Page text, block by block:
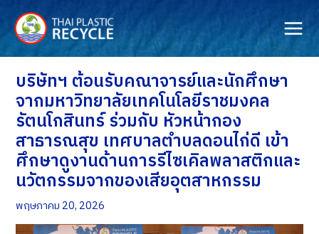
content
บริษัทฯ ต้อนรับคณาจารย์และนักศึกษา
จากมหาวิทยาลัยเทคโนโลยีราชมงคล
รัตนโกสินทร์ ร่วมกับ หัวหน้ากอง
สาธารณสุข เทศบาลตำบลดอนไก่ดี เข้า
ศึกษาดูงานด้านการรีไซเคิลพลาสติกและ
นวัตกรรมจากของเสียอุตสาหกรรม
พฤษภาคม 20, 2026